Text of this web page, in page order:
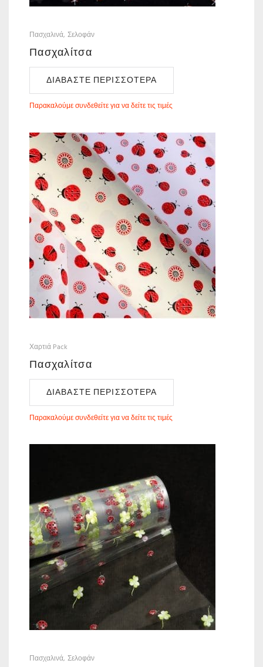
Πασχαλινά Σελοφάν
Πασχαλίτσα
ΔΙΑΒΆΣΤΕ ΠΕΡΙΣΣΌΤΕΡΑ
Παρακαλούμε συνδεθείτε για να δείτε τις τιμές
Χαρτιά Pack
Πασχαλίτσα
ΔΙΑΒΆΣΤΕ ΠΕΡΙΣΣΌΤΕΡΑ
Παρακαλούμε συνδεθείτε για να δείτε τις τιμές
Πασχαλινά Σελοφάν